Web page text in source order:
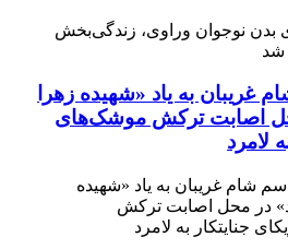
غریبان به یاد «شهیده زهرا
اصابت ترکش موشک‌های
لامرد